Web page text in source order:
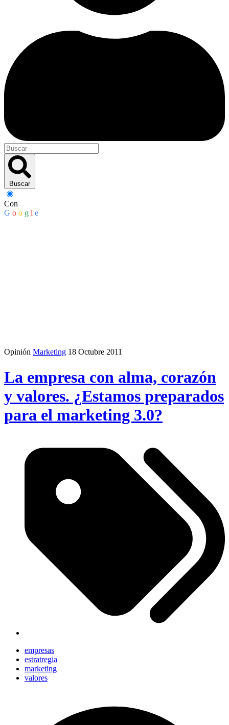
Buscar
Con
G o o g l e
Opinión Marketing 18 Octubre 2011
La empresa con alma, corazón
y valores. ¿Estamos preparados
para el marketing 3.0?
empresas
estratregia
marketing
valores